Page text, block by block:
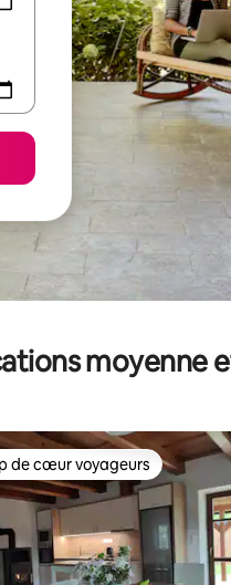
moyenne
de cœur voyageurs les plus
de cœur voyageurs